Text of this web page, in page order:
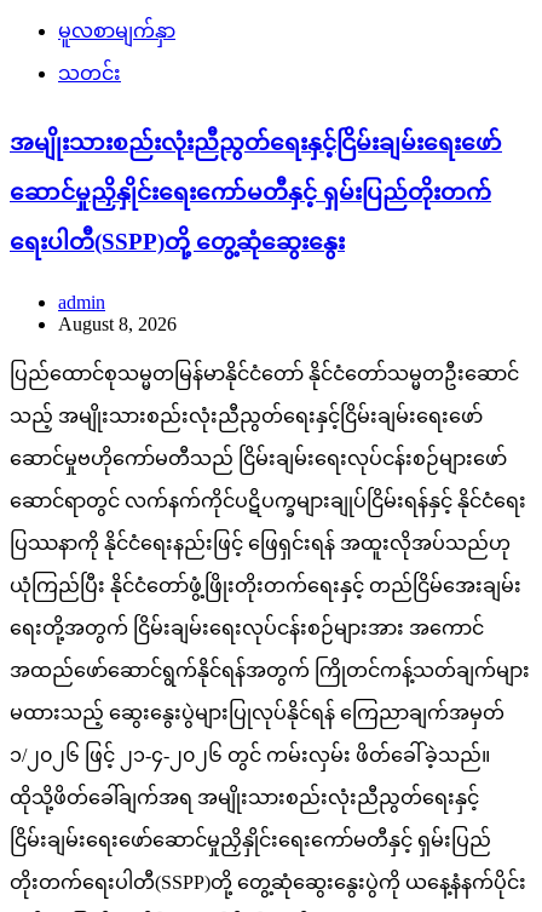
မူလစာမျက်နှာ
သတင်း
အမျိုးသားစည်းလုံးညီညွတ်ရေးနှင့်ငြိမ်းချမ်းရေးဖော်
ဆောင်မှုညှိနှိုင်းရေးကော်မတီနှင့် ရှမ်းပြည်တိုးတက်
ရေးပါတီ(SSPP)တို့ တွေ့ဆုံဆွေးနွေး
admin
August 8, 2026
ပြည်ထောင်စုသမ္မတမြန်မာနိုင်ငံတော် နိုင်ငံတော်သမ္မတဦးဆောင်
သည့် အမျိုးသားစည်းလုံးညီညွတ်ရေးနှင့်ငြိမ်းချမ်းရေးဖော်
ဆောင်မှုဗဟိုကော်မတီသည် ငြိမ်းချမ်းရေးလုပ်ငန်းစဉ်များဖော်
ဆောင်ရာတွင် လက်နက်ကိုင်ပဋိပက္ခများချုပ်ငြိမ်းရန်နှင့် နိုင်ငံရေး
ပြဿနာကို နိုင်ငံရေးနည်းဖြင့် ဖြေရှင်းရန် အထူးလိုအပ်သည်ဟု
ယုံကြည်ပြီး နိုင်ငံတော်ဖွံ့ဖြိုးတိုးတက်ရေးနှင့် တည်ငြိမ်အေးချမ်း
ရေးတို့အတွက် ငြိမ်းချမ်းရေးလုပ်ငန်းစဉ်များအား အကောင်
အထည်ဖော်ဆောင်ရွက်နိုင်ရန်အတွက် ကြိုတင်ကန့်သတ်ချက်များ
မထားသည့် ဆွေးနွေးပွဲများပြုလုပ်နိုင်ရန် ကြေညာချက်အမှတ်
၁/၂၀၂၆ ဖြင့် ၂၁-၄-၂၀၂၆ တွင် ကမ်းလှမ်း ဖိတ်ခေါ်ခဲ့သည်။
ထိုသို့ဖိတ်ခေါ်ချက်အရ အမျိုးသားစည်းလုံးညီညွတ်ရေးနှင့်
ငြိမ်းချမ်းရေးဖော်ဆောင်မှုညှိနှိုင်းရေးကော်မတီနှင့် ရှမ်းပြည်
တိုးတက်ရေးပါတီ(SSPP)တို့ တွေ့ဆုံဆွေးနွေးပွဲကို ယနေ့နံနက်ပိုင်း